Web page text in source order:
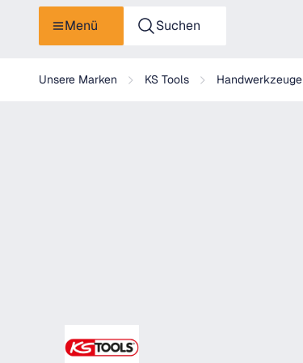
Menü Suchen
Unsere Marken KS Tools Handwerkzeuge
KS Tools BRONZEplus 3-kant-Steckschlüssel